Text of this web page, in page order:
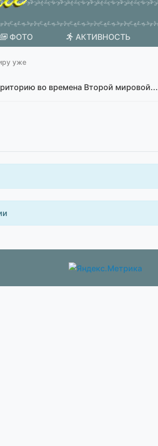
ФОТО АКТИВНОСТЬ
уже
во времена Второй мировой...